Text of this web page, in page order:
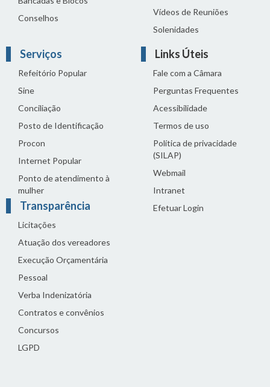
Conselhos
Vídeos de Reuniões
Solenidades
Serviços
Refeitório Popular
Sine
Conciliação
Posto de Identificação
Procon
Internet Popular
Ponto de atendimento à
mulher
Transparência
Licitações
Atuação dos vereadores
Execução Orçamentária
Pessoal
Verba Indenizatória
Contratos e convênios
Concursos
LGPD
Links Úteis
Fale com a Câmara
Perguntas Frequentes
Acessibilidade
Termos de uso
Política de privacidade
(SILAP)
Webmail
Intranet
Efetuar Login